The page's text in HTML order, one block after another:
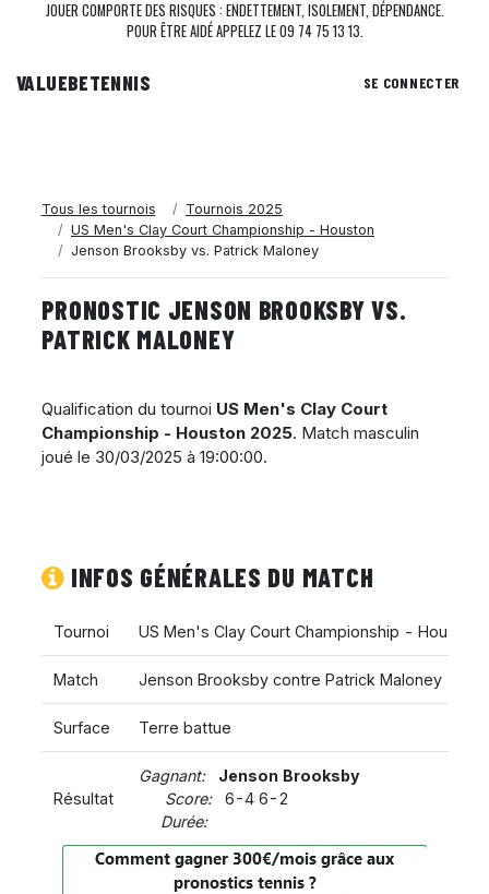
JOUER COMPORTE DES RISQUES : ENDETTEMENT, ISOLEMENT, DÉPENDANCE.
POUR ÊTRE AIDÉ APPELEZ LE 09 74 75 13 13.
VALUEBETENNIS SE CONNECTER
Tous les tournois
Tournois 2025
US Men's Clay Court Championship - Houston
Jenson Brooksby vs. Patrick Maloney
PRONOSTIC JENSON BROOKSBY VS.
PATRICK MALONEY
Qualification du tournoi US Men's Clay Court
Championship - Houston 2025. Match masculin
joué le 30/03/2025 à 19:00:00.
INFOS GÉNÉRALES DU MATCH
Tournoi US Men's Clay Court Championship - Houston
Match Jenson Brooksby contre Patrick Maloney
Surface Terre battue
Résultat
Gagnant:
Jenson Brooksby
Score:6-4 6-2
Durée: